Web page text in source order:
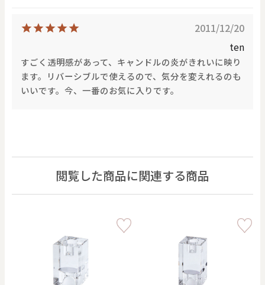
2011/12/20
ten
すごく透明感があって、キャンドルの炎がきれいに映り
ます。リバーシブルで使えるので、気分を変えれるのも
いいです。今、一番のお気に入りです。
閲覧した商品に関連する商品